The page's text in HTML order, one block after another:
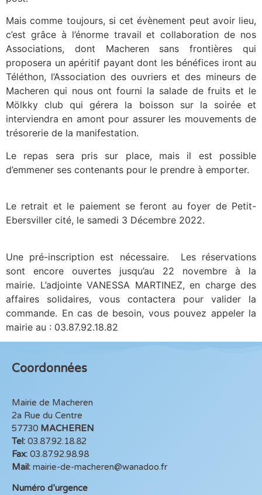
Mais comme toujours, si cet évènement peut avoir lieu,
c’est grâce à l’énorme travail et collaboration de nos
Associations, dont Macheren sans frontières qui
proposera un apéritif payant dont les bénéfices iront au
Téléthon, l’Association des ouvriers et des mineurs de
Macheren qui nous ont fourni la salade de fruits et le
Mölkky club qui gérera la boisson sur la soirée et
interviendra en amont pour assurer les mouvements de
trésorerie de la manifestation.
Le repas sera pris sur place, mais il est possible
d’emmener ses contenants pour le prendre à emporter.
Le retrait et le paiement se feront au foyer de Petit-
Ebersviller cité, le samedi 3 Décembre 2022.
Une pré-inscription est nécessaire. Les réservations
sont encore ouvertes jusqu’au 22 novembre à la
mairie. L’adjointe VANESSA MARTINEZ, en charge des
affaires solidaires, vous contactera pour valider la
commande. En cas de besoin, vous pouvez appeler la
mairie au : 03.87.92.18.82
Coordonnées
Mairie de Macheren
2a Rue du Centre
57730 MACHEREN
Tel: 03.87.92.18.82
Fax: 03.87.92.98.98
Mail: mairie-de-macheren@wanadoo.fr
Numéro d’urgence